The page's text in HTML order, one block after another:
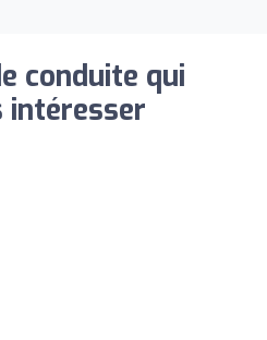
conduite qui
intéresser